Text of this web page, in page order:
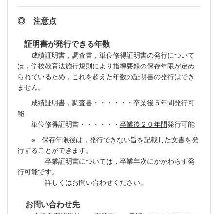
◎ 注意点
証明書が発行できる年数
成績証明書，調査書，単位修得証明書の発行について
は，学校教育法施行規則により指導要録の保存年限が定め
られているため，これを超えた年数の証明書の発行はでき
ません。
成績証明書，調査書・・・・・・ 卒業後５年間発行可
能
単位修得証明書・・・・・・ 卒業後２０年間発行可能
※ 保存年限後は，発行できない旨を記載した文書を発
行することができます。
卒業証明書については，卒業年次にかかわらず発
行可能です。
詳しくはお問い合わせください。
お問い合わせ先